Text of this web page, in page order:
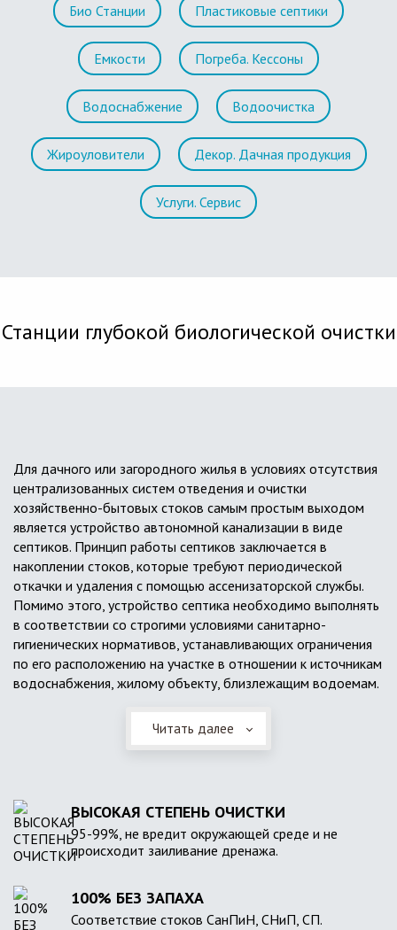
Био Станции Пластиковые септики
Емкости Погреба. Кессоны
Водоснабжение Водоочистка
Жироуловители Декор. Дачная продукция
Услуги. Сервис
Станции глубокой биологической очистки
Для дачного или загородного жилья в условиях отсутствия
централизованных систем отведения и очистки
хозяйственно-бытовых стоков самым простым выходом
является устройство автономной канализации в виде
септиков. Принцип работы септиков заключается в
накоплении стоков, которые требуют периодической
откачки и удаления с помощью ассенизаторской службы.
Помимо этого, устройство септика необходимо выполнять
в соответствии со строгими условиями санитарно-
гигиенических нормативов, устанавливающих ограничения
по его расположению на участке в отношении к источникам
водоснабжения, жилому объекту, близлежащим водоемам.
Читать далее
ВЫСОКАЯ СТЕПЕНЬ ОЧИСТКИ
95-99%, не вредит окружающей среде и не
происходит заиливание дренажа.
100% БЕЗ ЗАПАХА
Соответствие стоков СанПиН, СНиП, СП.